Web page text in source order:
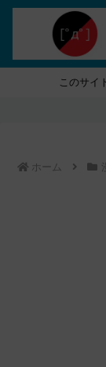
このサイ
ホーム